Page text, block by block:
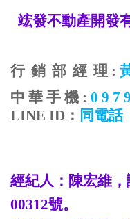
竤發不動產開發
行 銷 部 經 理 :
中 華 手 機 : 0 9 7
LINE ID ： 同電話
經紀人：陳宏維，
00312號。